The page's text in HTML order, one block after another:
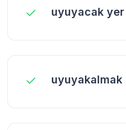
uyuyacak yer
uyuyakalmak